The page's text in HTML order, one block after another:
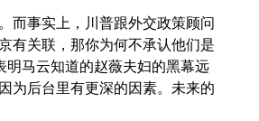
而事实上，川普跟外交政策顾问
有关联，那你为何不承认他们是
明马云知道的赵薇夫妇的黑幕远
为后台里有更深的因素。未来的